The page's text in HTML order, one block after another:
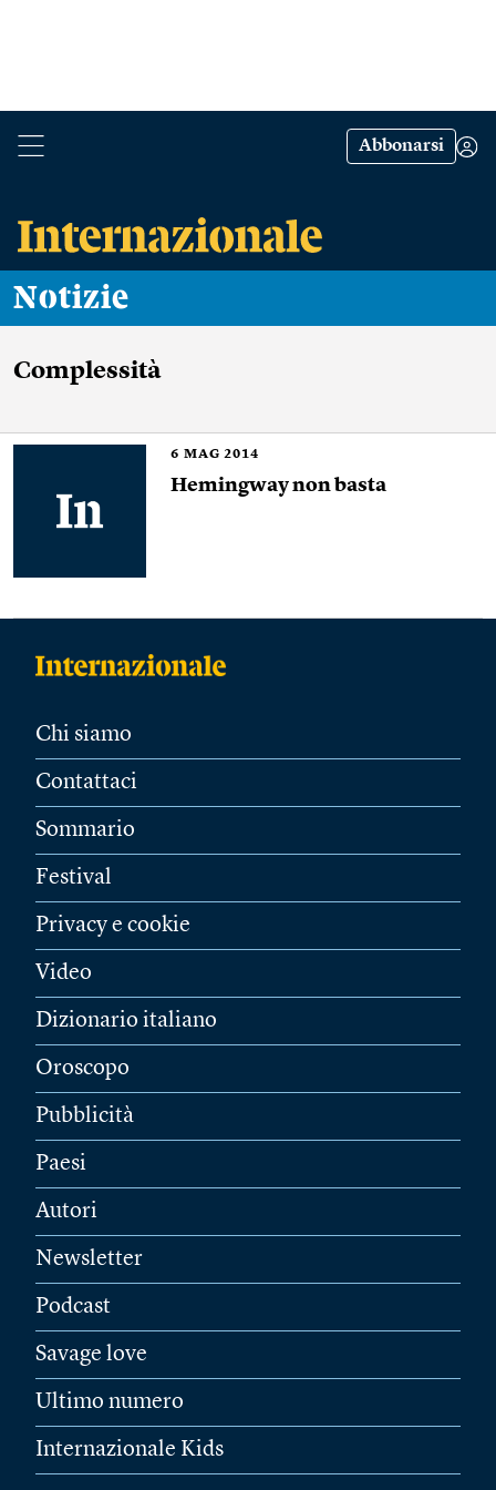
Abbonarsi
Notizie
Complessità
6 MAG 2014
Hemingway non basta
Chi siamo
Contattaci
Sommario
Festival
Privacy e cookie
Video
Dizionario italiano
Oroscopo
Pubblicità
Paesi
Autori
Newsletter
Podcast
Savage love
Ultimo numero
Internazionale Kids